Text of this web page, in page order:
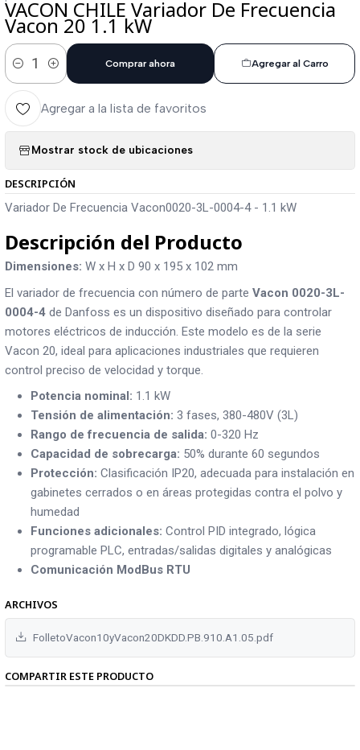
VACON CHILE Variador De Frecuencia
Vacon 20 1.1 kW
Cantidad
Agregar al Carro
Comprar ahora
Agregar a la lista de favoritos
Mostrar stock de ubicaciones
DESCRIPCIÓN
Variador De Frecuencia Vacon0020-3L-0004-4 - 1.1 kW
Descripción del Producto
Dimensiones: W x H x D 90 x 195 x 102 mm
El variador de frecuencia con número de parte Vacon 0020-3L-
0004-4de Danfoss es un dispositivo diseñado para controlar
motores eléctricos de inducción. Este modelo es de la serie
Vacon 20, ideal para aplicaciones industriales que requieren
control preciso de velocidad y torque.
Potencia nominal: 1.1 kW
Tensión de alimentación: 3 fases, 380-480V (3L)
Rango de frecuencia de salida: 0-320 Hz
Capacidad de sobrecarga: 50% durante 60 segundos
Protección: Clasificación IP20, adecuada para instalación en
gabinetes cerrados o en áreas protegidas contra el polvo y
humedad
Funciones adicionales: Control PID integrado, lógica
programable PLC, entradas/salidas digitales y analógicas
Comunicación ModBus RTU
ARCHIVOS
FolletoVacon10yVacon20DKDD.PB.910.A1.05.pdf
COMPARTIR ESTE PRODUCTO